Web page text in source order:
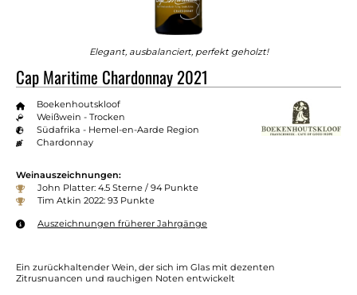
Elegant, ausbalanciert, perfekt geholzt!
Cap Maritime Chardonnay 2021
Boekenhoutskloof
Weißwein - Trocken
Südafrika - Hemel-en-Aarde Region
Chardonnay
Weinauszeichnungen:
John Platter: 4.5 Sterne / 94 Punkte
Tim Atkin 2022: 93 Punkte
Auszeichnungen früherer Jahrgänge
Ein zurückhaltender Wein, der sich im Glas mit dezenten
Zitrusnuancen und rauchigen Noten entwickelt